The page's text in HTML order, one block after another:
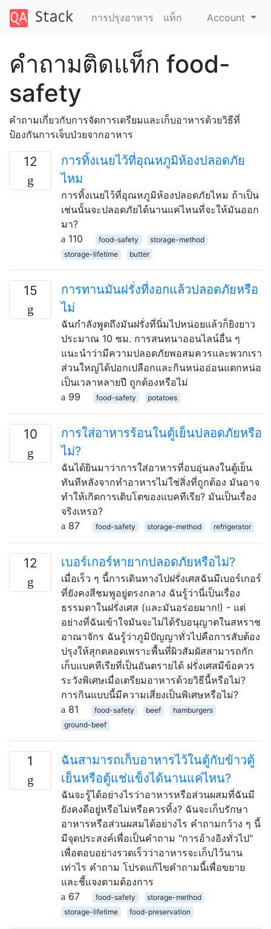
การปรุงอาหาร แท็ก Account
คำถามติดแท็ก food-
safety
คำถามเกี่ยวกับการจัดการเตรียมและเก็บอาหารด้วยวิธีที่
ป้องกันการเจ็บป่วยจากอาหาร
12
การทิ้งเนยไว้ที่อุณหภูมิห้องปลอดภัย
ไหม
การทิ้งเนยไว้ที่อุณหภูมิห้องปลอดภัยไหม ถ้าเป็น
เช่นนั้นจะปลอดภัยได้นานแค่ไหนที่จะให้มันออก
มา?
110
food-safety
storage-method
storage-lifetime
butter
15
การทานมันฝรั่งที่งอกแล้วปลอดภัยหรือ
ไม่
ฉันกำลังพูดถึงมันฝรั่งที่นิ่มไปหน่อยแล้วก็ยิงยาว
ประมาณ 10 ซม. การสนทนาออนไลน์อื่น ๆ
แนะนำว่ามีความปลอดภัยพอสมควรและพวกเรา
ส่วนใหญ่ได้ปอกเปลือกและกินหน่ออ่อนแตกหน่อ
เป็นเวลาหลายปี ถูกต้องหรือไม่
99
food-safety potatoes
10
การใส่อาหารร้อนในตู้เย็นปลอดภัยหรือ
ไม่?
ฉันได้ยินมาว่าการใส่อาหารที่อบอุ่นลงในตู้เย็น
ทันทีหลังจากทำอาหารไม่ใช่สิ่งที่ถูกต้อง มันอาจ
ทำให้เกิดการเติบโตของแบคทีเรีย? มันเป็นเรื่อง
จริงเหรอ?
87
food-safety storage-method refrigerator
12 เบอร์เกอร์หายากปลอดภัยหรือไม่?
เมื่อเร็ว ๆ นี้การเดินทางไปฝรั่งเศสฉันมีเบอร์เกอร์
ที่ยังคงสีชมพูอยู่ตรงกลาง ฉันรู้ว่านี่เป็นเรื่อง
ธรรมดาในฝรั่งเศส (และมันอร่อยมาก!) - แต่
อย่างที่ฉันเข้าใจมันจะไม่ได้รับอนุญาตในสหราช
อาณาจักร ฉันรู้ว่าภูมิปัญญาทั่วไปคือการสับต้อง
ปรุงให้สุกตลอดเพราะพื้นที่ผิวสัมผัสสามารถกัก
เก็บแบคทีเรียที่เป็นอันตรายได้ ฝรั่งเศสมีข้อควร
ระวังพิเศษเมื่อเตรียมอาหารด้วยวิธีนี้หรือไม่?
การกินแบบนี้มีความเสี่ยงเป็นพิเศษหรือไม่?
81
food-safety beef
hamburgers
ground-beef
1
ฉันสามารถเก็บอาหารไว้ในตู้กับข้าวตู้
เย็นหรือตู้แช่แข็งได้นานแค่ไหน?
ฉันจะรู้ได้อย่างไรว่าอาหารหรือส่วนผสมที่ฉันมี
ยังคงดีอยู่หรือไม่หรือควรทิ้ง? ฉันจะเก็บรักษา
อาหารหรือส่วนผสมได้อย่างไร คำถามกว้าง ๆ นี้
มีจุดประสงค์เพื่อเป็นคำถาม "การอ้างอิงทั่วไป"
เพื่อตอบอย่างรวดเร็วว่าอาหารจะเก็บไว้นาน
เท่าไร คำถาม โปรดแก้ไขคำถามนี้เพื่อขยาย
และชี้แจงตามต้องการ
67
food-safety
storage-method
storage-lifetime
food-preservation